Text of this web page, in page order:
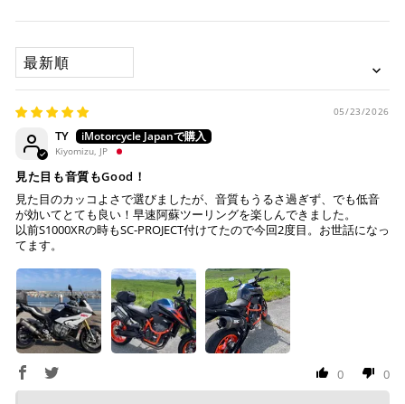
一致するか確認してください。
一致しない場合は車検非対応となります。
・リボ払い
※ 分割払い、リボ払いは決済金額が税込10,000円以上の
場合のみご利用いただけます。
にご利用のカード会社へお申込・審査が必要となりま
す。
※ Diners Clubは分割払い非対応のため、一括払い・リ
ボ払いのみご利用頂けます。
※ 手数料、利息はご利用のカード会社の定めによります
ので、事前にご確認ください。
いつもの楽天IDとパスワードを使ってスムーズなお支払
入金確認が完了いたしましたら即日発送いたします。
・お取り寄せ商品等を一緒にご注文の場合は、基本的にはお
取り寄せ商品が揃ってからの発送になります。別で発送をご
希望の場合は、ご対応いたしますのでご連絡をお願いいたし
ます。
お取り寄せの場合
・商品ページの納期はあくまで目安になりますので、納期が
早まる場合もございます。
・運送状況や繁忙期の影響により遅れが生じる場合もござい
ます。
配送送料について
１回のご注文で商品代金合計が¥11,000(税込）以上の場合
は、送料が無料となります。
配送会社について
SORT BY
05/23/2026
TY
Kiyomizu, JP
見た目も音質もGood！
見た目のカッコよさで選びましたが、音質もうるさ過ぎず、でも低音
が効いてとても良い！早速阿蘇ツーリングを楽しんできました。
以前S1000XRの時もSC-PROJECT付けてたので今回2度目。お世話になっ
てます。
0 0